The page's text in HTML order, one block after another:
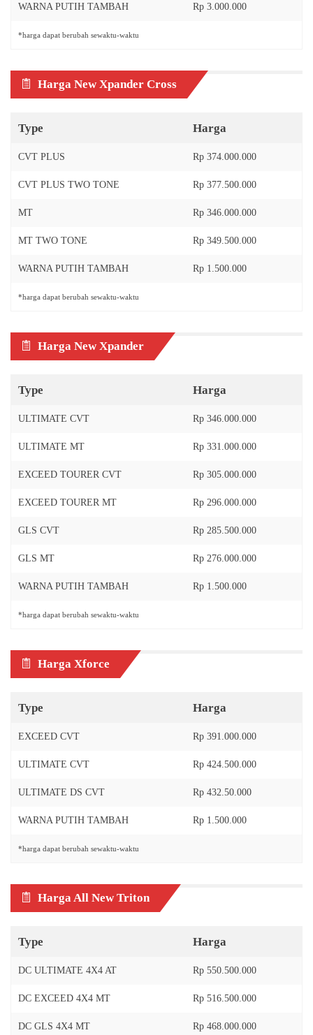
WARNA PUTIH TAMBAH Rp 3.000.000
*harga dapat berubah sewaktu-waktu
Harga New Xpander Cross
Type Harga
CVT PLUS Rp 374.000.000
CVT PLUS TWO TONE Rp 377.500.000
MT Rp 346.000.000
MT TWO TONE Rp 349.500.000
WARNA PUTIH TAMBAH Rp 1.500.000
*harga dapat berubah sewaktu-waktu
Harga New Xpander
Type Harga
ULTIMATE CVT Rp 346.000.000
ULTIMATE MT Rp 331.000.000
EXCEED TOURER CVT Rp 305.000.000
EXCEED TOURER MT Rp 296.000.000
GLS CVT Rp 285.500.000
GLS MT Rp 276.000.000
WARNA PUTIH TAMBAH Rp 1.500.000
*harga dapat berubah sewaktu-waktu
Harga Xforce
Type Harga
EXCEED CVT Rp 391.000.000
ULTIMATE CVT Rp 424.500.000
ULTIMATE DS CVT Rp 432.50.000
WARNA PUTIH TAMBAH Rp 1.500.000
*harga dapat berubah sewaktu-waktu
Harga All New Triton
Type Harga
DC ULTIMATE 4X4 AT Rp 550.500.000
DC EXCEED 4X4 MT Rp 516.500.000
DC GLS 4X4 MT Rp 468.000.000